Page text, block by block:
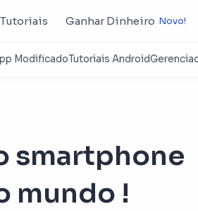
Tutoriais Ganhar Dinheiro
smartphone
mundo !